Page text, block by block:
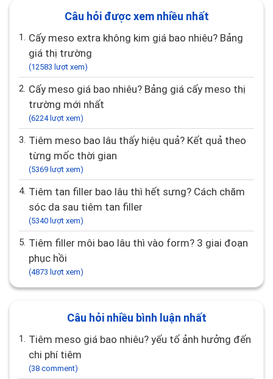
Câu hỏi được xem nhiều nhất
1. Cấy meso extra không kim giá bao nhiêu? Bảng
giá thị trường
(12583 lượt xem)
2. Cấy meso giá bao nhiêu? Bảng giá cấy meso thị
trường mới nhất
(6224 lượt xem)
3. Tiêm meso bao lâu thấy hiệu quả? Kết quả theo
từng mốc thời gian
(5369 lượt xem)
4. Tiêm tan filler bao lâu thì hết sưng? Cách chăm
sóc da sau tiêm tan filler
(5340 lượt xem)
5. Tiêm filler môi bao lâu thì vào form? 3 giai đoạn
phục hồi
(4873 lượt xem)
Câu hỏi nhiều bình luận nhất
1. Tiêm meso giá bao nhiêu? yếu tố ảnh hưởng đến
chi phí tiêm
(38 comment)